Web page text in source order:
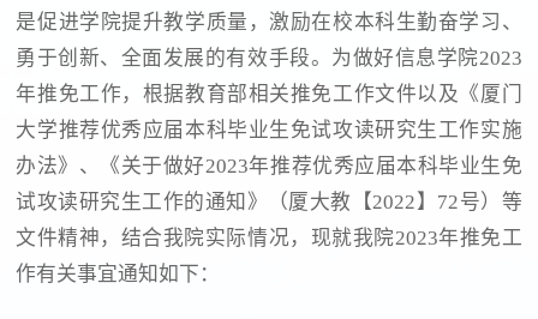
是促进学院提升教学质量，激励在校本科生勤奋学习、
勇于创新、全面发展的有效手段。为做好信息学院2023
年推免工作，根据教育部相关推免工作文件以及《厦门
大学推荐优秀应届本科毕业生免试攻读研究生工作实施
办法》、《关于做好2023年推荐优秀应届本科毕业生免
试攻读研究生工作的通知》（厦大教【2022】72号）等
文件精神，结合我院实际情况，现就我院2023年推免工
作有关事宜通知如下：